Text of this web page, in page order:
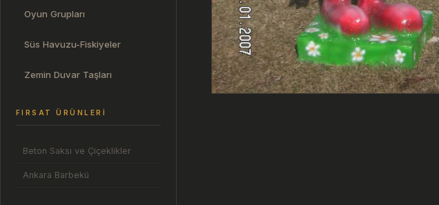
Oyun Grupları
Süs Havuzu-Fiskiyeler
Zemin Duvar Taşları
FIRSAT ÜRÜNLERI
Beton Saksı ve Çiçeklikler
Ankara Barbekü